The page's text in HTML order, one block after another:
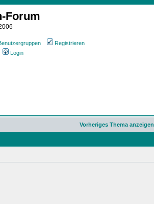
Forum
Registrieren
Login
Vorheriges Thema anzeigen